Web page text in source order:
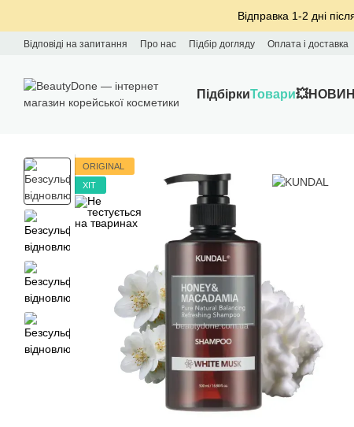
Відправка 1-2 дні
Відповіді на запитання Про нас Підбір догляду Оплата і доставка
ПідбіркиТовари
ORIGINAL
ХІТ